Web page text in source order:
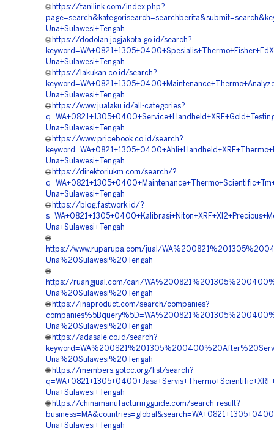
🌐 https://tanilink.com/index.php?
Una+Sulawesi+Tengah
🌐 https://dodolan.jogjakota.go.id/search?
Una+Sulawesi+Tengah
🌐 https://lakukan.co.id/search?
Una+Sulawesi+Tengah
🌐 https://www.jualaku.id/all-categories?
Una+Sulawesi+Tengah
🌐 https://www.pricebook.co.id/search?
Una+Sulawesi+Tengah
🌐 https://direktoriukm.com/search/?
Una+Sulawesi+Tengah
🌐 https://blog.fastwork.id/?
Una+Sulawesi+Tengah
🌐
https://www.ruparupa.com/jual/
Una%20Sulawesi%20Tengah
🌐
https://ruangjual.com/cari/
Una%20Sulawesi%20Tengah
🌐 https://inaproduct.com/search/companies?
Una%20Sulawesi%20Tengah
🌐 https://adasale.co.id/search?
Una%20Sulawesi%20Tengah
🌐 https://members.gotcc.org/list/search?
Una+Sulawesi+Tengah
🌐 https://chinamanufacturingguide.com/search-result?
Una+Sulawesi+Tengah